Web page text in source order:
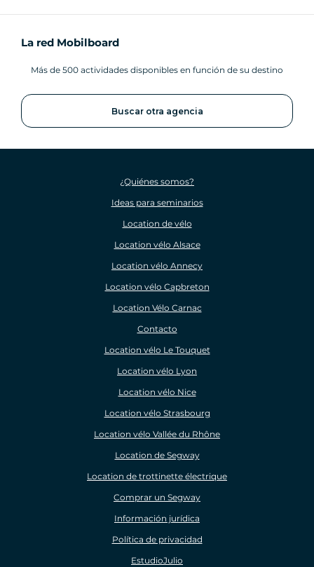
La red Mobilboard
Más de 500 actividades disponibles en función de su destino
Buscar otra agencia
¿Quiénes somos?
Ideas para seminarios
Location de vélo
Location vélo Alsace
Location vélo Annecy
Location vélo Capbreton
Location Vélo Carnac
Contacto
Location vélo Le Touquet
Location vélo Lyon
Location vélo Nice
Location vélo Strasbourg
Location vélo Vallée du Rhône
Location de Segway
Location de trottinette électrique
Comprar un Segway
Información jurídica
Política de privacidad
EstudioJulio